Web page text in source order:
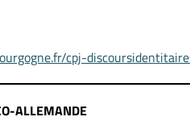
cpj-
ALLEMANDE